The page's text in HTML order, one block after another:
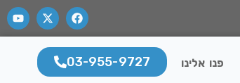
פנו אלינו 03-955-9727